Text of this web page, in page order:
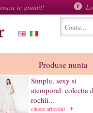
te gratuit!
Produse nunta
Simplu, sexy si
atemporal: colectia
rochii...
citeste articolul